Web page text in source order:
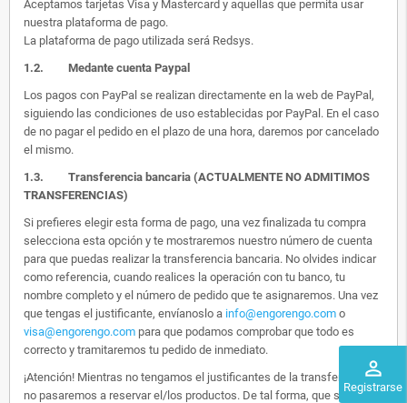
perm_identity
Registrarse
Aceptamos tarjetas Visa y Mastercard y aquellas que permita usar
nuestra plataforma de pago.
La plataforma de pago utilizada será Redsys.
1.2. Medante cuenta Paypal
Los pagos con PayPal se realizan directamente en la web de PayPal,
siguiendo las condiciones de uso establecidas por PayPal. En el caso
de no pagar el pedido en el plazo de una hora, daremos por cancelado
el mismo.
1.3. Transferencia bancaria (ACTUALMENTE NO ADMITIMOS
TRANSFERENCIAS)
Si prefieres elegir esta forma de pago, una vez finalizada tu compra
selecciona esta opción y te mostraremos nuestro número de cuenta
para que puedas realizar la transferencia bancaria. No olvides indicar
como referencia, cuando realices la operación con tu banco, tu
nombre completo y el número de pedido que te asignaremos. Una vez
que tengas el justificante, envíanoslo a info@engorengo.com o
visa@engorengo.com para que podamos comprobar que todo es
correcto y tramitaremos tu pedido de inmediato.
¡Atención! Mientras no tengamos el justificantes de la transferencia,
no pasaremos a reservar el/los productos. De tal forma, que si alguien